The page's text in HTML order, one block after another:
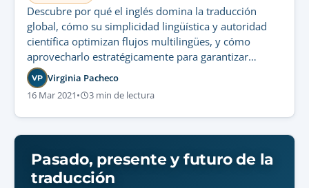
Descubre por qué el inglés domina la traducción
global, cómo su simplicidad lingüística y autoridad
científica optimizan flujos multilingües, y cómo
aprovecharlo estratégicamente para garantizar
contenido preciso y conforme a la normativa.
VP Virginia Pacheco
16 Mar 2021• 3 min de lectura
Pasado, presente y futuro de la
traducción